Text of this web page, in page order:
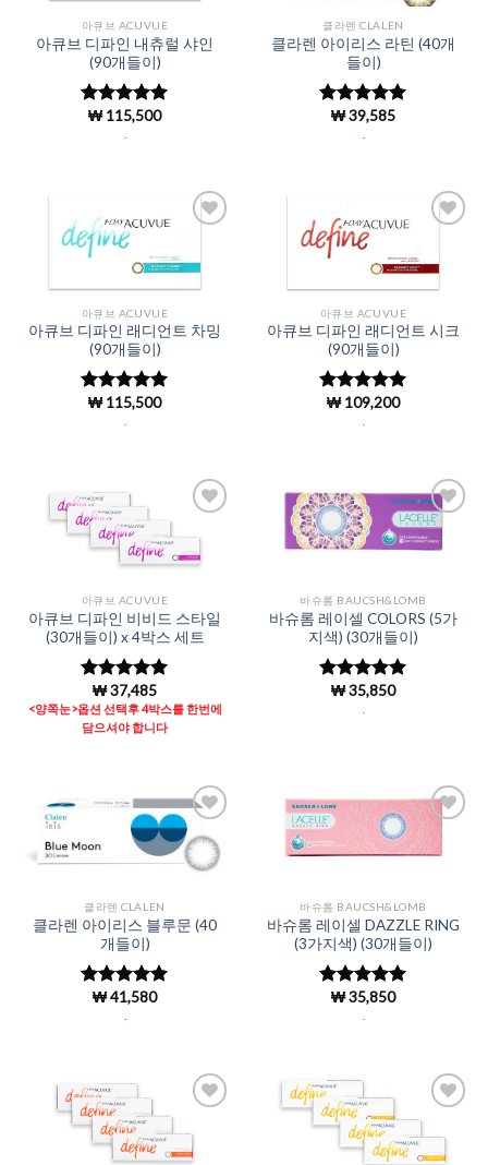
아큐브 ACUVUE
아큐브 디파인 내츄럴 샤인
(90개들이)
5 중에서
로 평
₩115,500
클라렌 CLALEN
클라렌 아이리스 라틴 (40개
들이)
5 중에서
로 평가됨
₩39,585
Wishlist
아큐브 ACUVUE
아큐브 디파인 래디언트 차밍
(90개들이)
5 중에서
로 평
₩115,500
Wishlist
아큐브 ACUVUE
아큐브 디파인 래디언트 시크
(90개들이)
5 중에서
로 평
₩109,200
Wishlist
아큐브 ACUVUE
아큐브 디파인 비비드 스타일
(30개들이) x 4박스 세트
5 중에서
4.99로 평
가됨
₩37,485
<양쪽눈>옵션 선택후 4박스를 한번에
담으셔야 합니다
Add to
Wishlist
바슈롬 BAUCSH&LOMB
바슈롬 레이셀 COLORS (5가
지색) (30개들이)
5 중에서
로 평가됨
₩35,850
Add to
Wishlist
클라렌 CLALEN
클라렌 아이리스 블루문 (40
개들이)
5 중에서
로 평가됨
₩41,580
Wishlist
바슈롬 BAUCSH&LOMB
바슈롬 레이셀 DAZZLE RING
(3가지색) (30개들이)
5 중에서
로 평가됨
₩35,850
Wishlist
Add to
Wishlist